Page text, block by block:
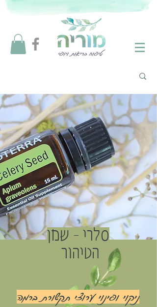
ניקוי ופינוי ערוצי תקשורת ברמה
סלרי – שמן
הטיהור